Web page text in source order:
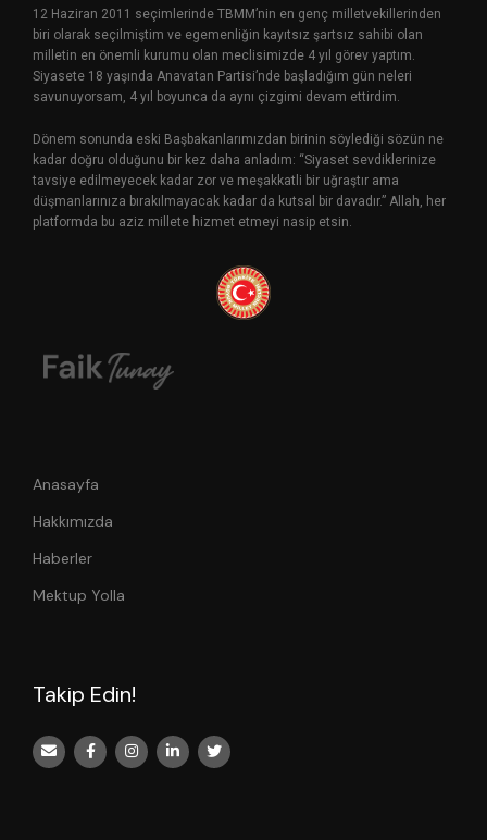
12 Haziran 2011 seçimlerinde TBMM’nin en genç milletvekillerinden
biri olarak seçilmiştim ve egemenliğin kayıtsız şartsız sahibi olan
milletin en önemli kurumu olan meclisimizde 4 yıl görev yaptım.
Siyasete 18 yaşında Anavatan Partisi’nde başladığım gün neleri
savunuyorsam, 4 yıl boyunca da aynı çizgimi devam ettirdim.
Dönem sonunda eski Başbakanlarımızdan birinin söylediği sözün ne
kadar doğru olduğunu bir kez daha anladım: “Siyaset sevdiklerinize
tavsiye edilmeyecek kadar zor ve meşakkatli bir uğraştır ama
düşmanlarınıza bırakılmayacak kadar da kutsal bir davadır.” Allah, her
platformda bu aziz millete hizmet etmeyi nasip etsin.
Anasayfa
Hakkımızda
Haberler
Mektup Yolla
Takip Edin!